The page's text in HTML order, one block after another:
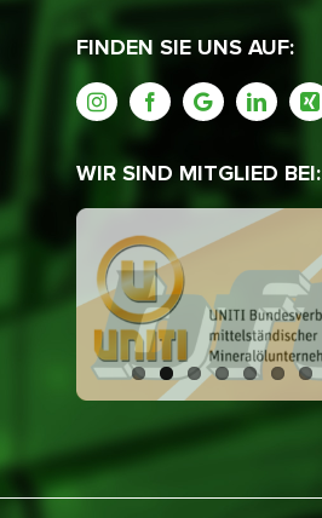
FINDEN SIE UNS AUF:
WIR SIND MITGLIED BEI: